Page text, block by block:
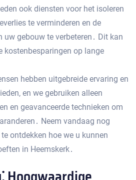
ook diensten voor het isoleren
te verminderen en de
uw gebouw te verbeteren․ Dit kan
kostenbesparingen op lange
hebben uitgebreide ervaring en
en we gebruiken alleen
en geavanceerde technieken om
Neem vandaag nog
ontdekken hoe we u kunnen
in Heemskerk․